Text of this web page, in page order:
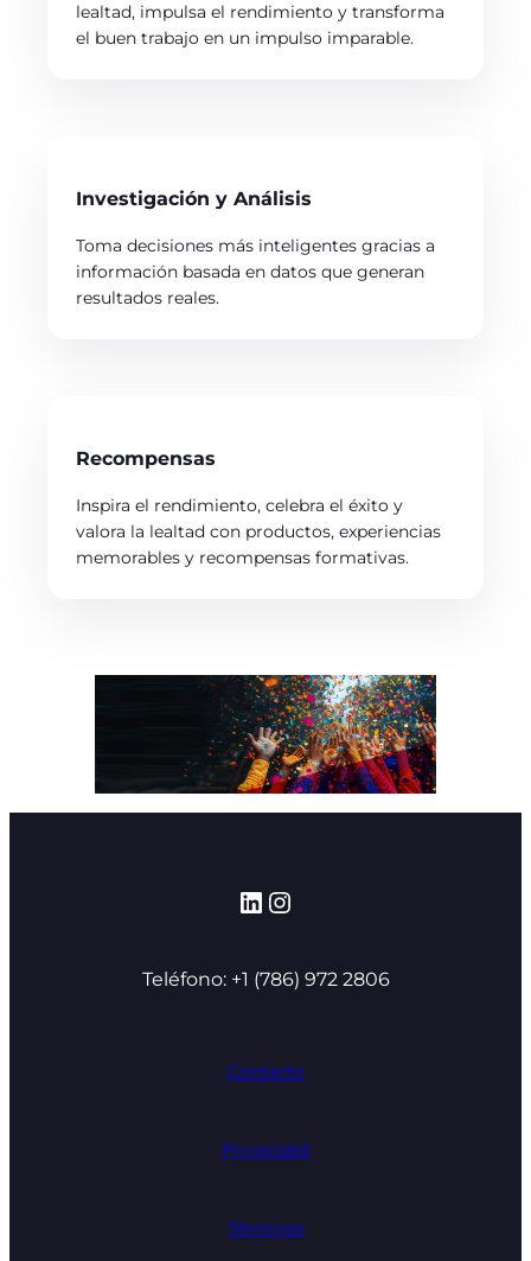
lealtad, impulsa el rendimiento y transforma
el buen trabajo en un impulso imparable.
Investigación y Análisis
Toma decisiones más inteligentes gracias a
información basada en datos que generan
resultados reales.
Recompensas
Inspira el rendimiento, celebra el éxito y
valora la lealtad con productos, experiencias
memorables y recompensas formativas.
LinkedIn
Instagram
Teléfono: +1 (786) 972 2806
Contacto
Privacidad
Términos